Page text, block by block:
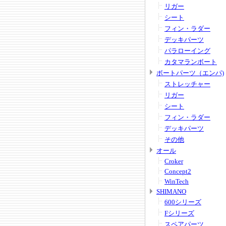
リガー
シート
フィン・ラダー
デッキパーツ
パラローイング
カタマランボート
ボートパーツ（エンパ)
ストレッチャー
リガー
シート
フィン・ラダー
デッキパーツ
その他
オール
Croker
Concept2
WinTech
SHIMANO
600シリーズ
Fシリーズ
スペアパーツ